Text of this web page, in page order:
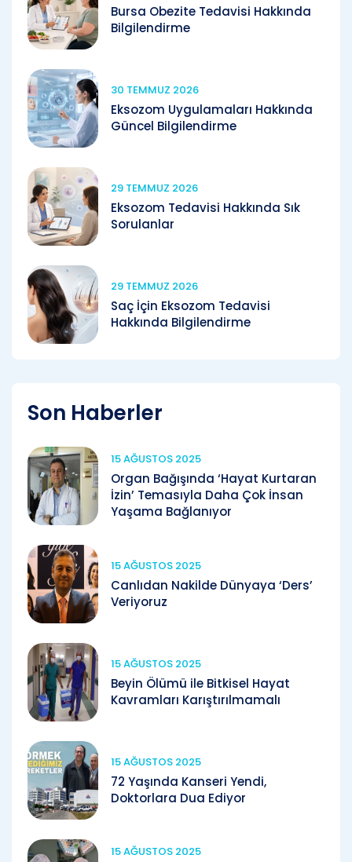
Bursa Obezite Tedavisi Hakkında
Bilgilendirme
30 TEMMUZ 2026
Eksozom Uygulamaları Hakkında
Güncel Bilgilendirme
29 TEMMUZ 2026
Eksozom Tedavisi Hakkında Sık
Sorulanlar
29 TEMMUZ 2026
Saç İçin Eksozom Tedavisi
Hakkında Bilgilendirme
Son Haberler
15 AĞUSTOS 2025
Organ Bağışında ‘Hayat Kurtaran
İzin’ Temasıyla Daha Çok İnsan
Yaşama Bağlanıyor
15 AĞUSTOS 2025
Canlıdan Nakilde Dünyaya ‘Ders’
Veriyoruz
15 AĞUSTOS 2025
Beyin Ölümü ile Bitkisel Hayat
Kavramları Karıştırılmamalı
15 AĞUSTOS 2025
72 Yaşında Kanseri Yendi,
Doktorlara Dua Ediyor
15 AĞUSTOS 2025